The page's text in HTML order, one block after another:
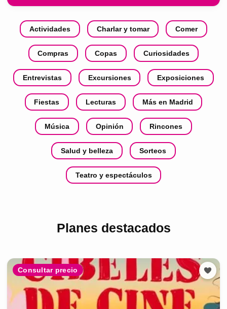
Actividades Charlar y tomar Comer
Compras Copas Curiosidades
Entrevistas Excursiones Exposiciones
Fiestas Lecturas Más en Madrid
Música Opinión Rincones
Salud y belleza Sorteos
Teatro y espectáculos
Planes destacados
Consultar precio